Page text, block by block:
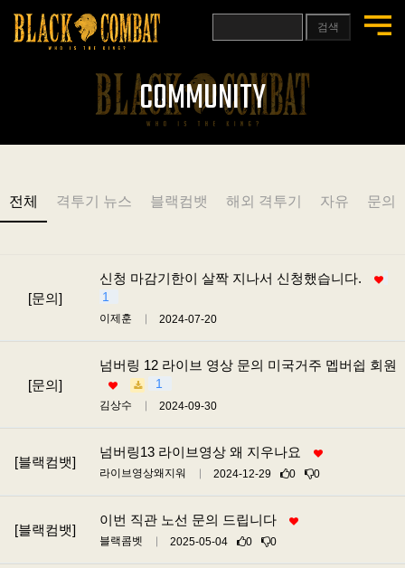
검색
COMMUNITY
전체 격투기 뉴스 블랙컴뱃 해외 격투기 자유 문의
[문의]
신청 마감기한이 살짝 지나서 신청했습니다.
1
이제훈 2024-07-20
[문의]
넘버링 12 라이브 영상 문의 미국거주 멥버쉽 회원
1
김상수 2024-09-30
[블랙컴뱃]
넘버링13 라이브영상 왜 지우나요
라이브영상왜지워 2024-12-29 0 0
[블랙컴뱃]
이번 직관 노선 문의 드립니다
블랙콤벳 2025-05-04 0 0